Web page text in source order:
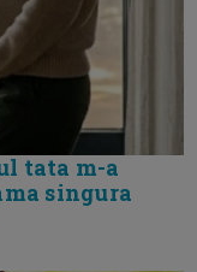
tata m-a
singura